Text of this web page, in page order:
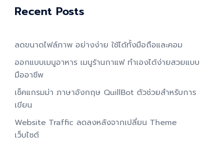
Recent Posts
ลดขนาดไฟล์ภาพ อย่างง่าย ใช้ได้ทั้งมือถือและคอม
ออกแบบเมนูอาหาร เมนูร้านกาแฟ ทำเองได้ง่ายสวยแบบ
มืออาชีพ
เช็คแกรมม่า ภาษาอังกฤษ QuillBot ตัวช่วยสำหรับการ
เขียน
Website Traffic ลดลงหลังจากเปลี่ยน Theme
เว็บไซต์